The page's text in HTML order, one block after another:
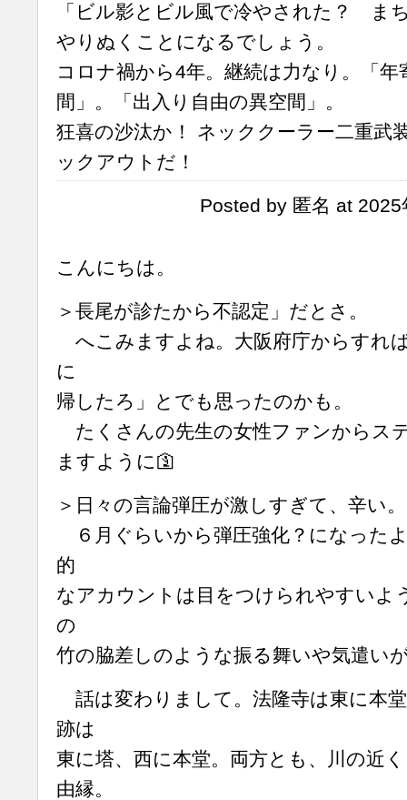
「ビル影とビル風で冷やされた？ ま
やりぬくことになるでしょう。
コロナ禍から4年。継続は力なり。「
間」。「出入り自由の異空間」。
狂喜の沙汰か！ ネッククーラー二重武
ックアウトだ！
Posted by 匿名 at
こんにちは。
＞長尾が診たから不認定」だとさ。
へこみますよね。大阪府庁からすれ
に
帰したろ」とでも思ったのかも。
たくさんの先生の女性ファンからス
ますように🛐
＞日々の言論弾圧が激しすぎて、辛い。
６月ぐらいから弾圧強化？になった
的
なアカウントは目をつけられやすいよ
の
竹の脇差しのような振る舞いや気遣い
話は変わりまして。法隆寺は東に本
跡は
東に塔、西に本堂。両方とも、川の近
由縁。